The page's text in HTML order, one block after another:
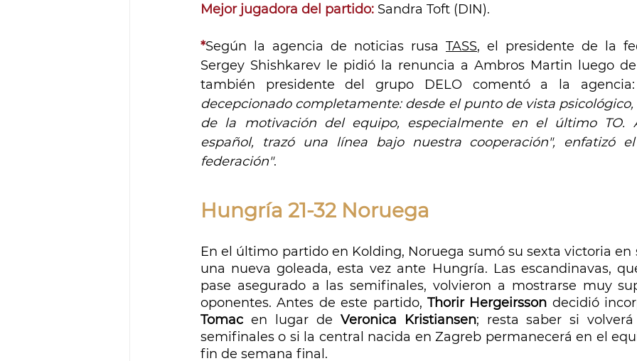
Mejor jugadora del partido: Sandra Toft (DIN).
*Según la agencia de noticias rusa TASS, el presidente de la
Sergey Shishkarev le pidió la renuncia a Ambros Martin luego
también presidente del grupo DELO comentó a la agencia:
decepcionado completamente: desde el punto de vista
de la motivación del equipo, especialmente en el último TO.
español, trazó una línea bajo nuestra cooperación", enfatizó
federación".
Hungría 21-32 Noruega
En el último partido en Kolding, Noruega sumó su sexta victoria en
una nueva goleada, esta vez ante Hungría. Las escandinavas,
pase asegurado a las semifinales, volvieron a mostrarse muy
oponentes. Antes de este partido, Thorir Hergeirsson decidió
Tomac en lugar de Veronica Kristiansen; resta saber si
semifinales o si la central nacida en Zagreb permanecerá en el
fin de semana final.